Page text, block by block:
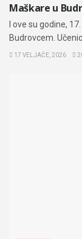
Maškare u
I ove su godine,
Budrovcem.
17 VELJAČE, 2026